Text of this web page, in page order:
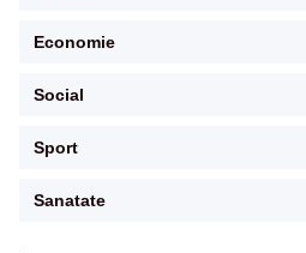
Economie
Social
Sport
Sanatate